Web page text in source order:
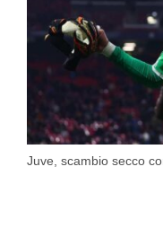
Juve, scambio secco